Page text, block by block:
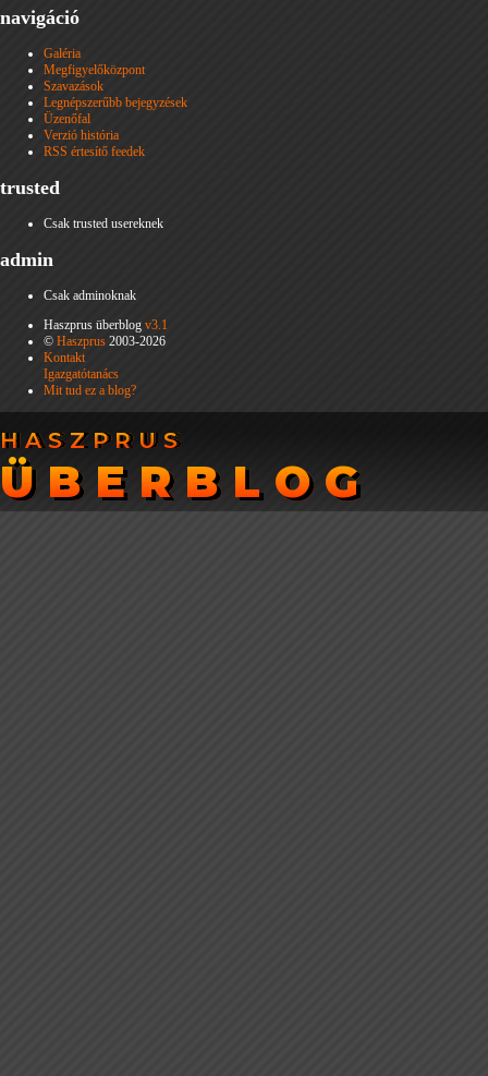
navigáció
Galéria
Megfigyelőközpont
Szavazások
Legnépszerűbb bejegyzések
Üzenőfal
Verzió história
RSS értesítő feedek
trusted
Csak trusted usereknek
admin
Csak adminoknak
Haszprus überblog v3.1
© Haszprus 2003-2026
Kontakt
Igazgatótanács
Mit tud ez a blog?
HASZPRUS
ÜBERBLOG
HASZPRUS
ÜBERBLOG